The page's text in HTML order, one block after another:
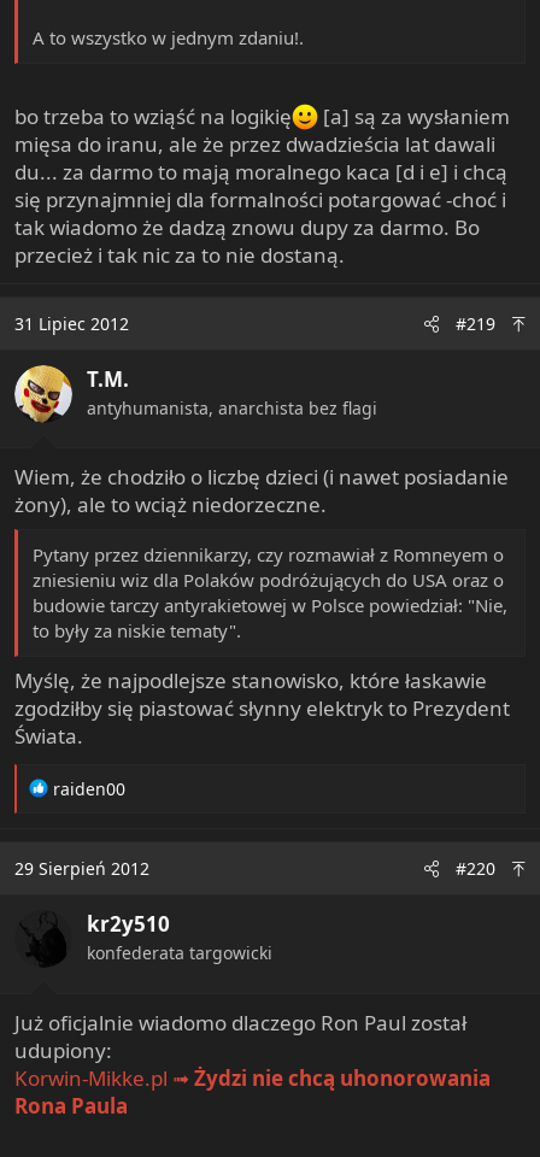
A to wszystko w jednym zdaniu!.
bo trzeba to wziąść na logikię
[a] są za wysłaniem
mięsa do iranu, ale że przez dwadzieścia lat dawali
du... za darmo to mają moralnego kaca [d i e] i chcą
się przynajmniej dla formalności potargować -choć i
tak wiadomo że dadzą znowu dupy za darmo. Bo
przecież i tak nic za to nie dostaną.
31 Lipiec 2012 #219
T.M.
antyhumanista, anarchista bez flagi
Wiem, że chodziło o liczbę dzieci (i nawet posiadanie
żony), ale to wciąż niedorzeczne.
Pytany przez dziennikarzy, czy rozmawiał z Romneyem o
zniesieniu wiz dla Polaków podróżujących do USA oraz o
budowie tarczy antyrakietowej w Polsce powiedział: "Nie,
to były za niskie tematy".
Myślę, że najpodlejsze stanowisko, które łaskawie
zgodziłby się piastować słynny elektryk to Prezydent
Świata.
R
t
o
s
raiden00
29 Sierpień 2012 #220
kr2y510
konfederata targowicki
Już oficjalnie wiadomo dlaczego Ron Paul został
udupiony:
Korwin-Mikke.pl ➟Żydzi nie chcą uhonorowania
Rona Paula